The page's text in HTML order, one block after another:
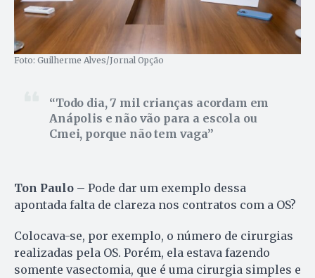
Foto: Guilherme Alves/Jornal Opção
Todo dia, 7 mil crianças acordam em
Anápolis e não vão para a escola ou
Cmei, porque não tem vaga
Ton Paulo – Pode dar um exemplo dessa
apontada falta de clareza nos contratos com a OS?
Colocava-se, por exemplo, o número de cirurgias
realizadas pela OS. Porém, ela estava fazendo
somente vasectomia, que é uma cirurgia simples e